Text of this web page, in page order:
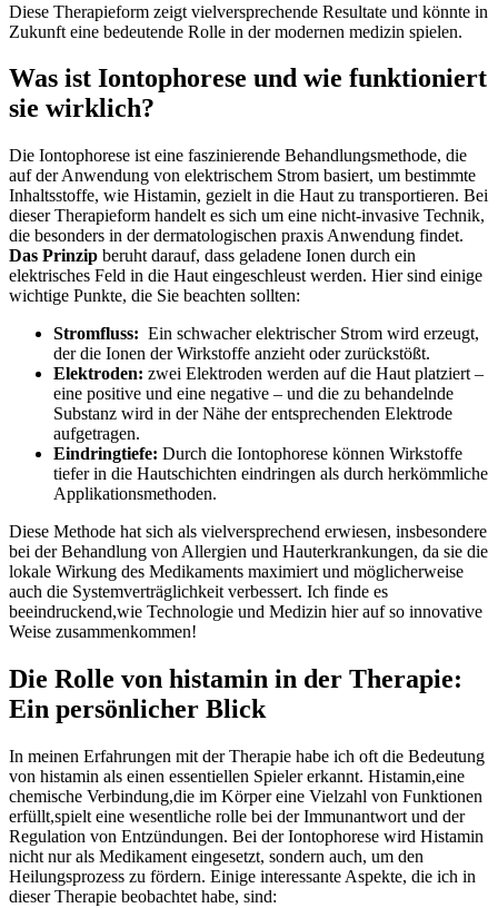
Diese Therapieform ​zeigt vielversprechende Resultate und könnte ⁢in
⁢Zukunft eine bedeutende Rolle‍ in der modernen medizin spielen.
Was ist ‌Iontophorese und wie⁣ funktioniert
⁢sie wirklich?
Die⁢ Iontophorese⁤ ist​ eine faszinierende Behandlungsmethode, die
auf der Anwendung ‌von elektrischem Strom ⁣basiert, um bestimmte
Inhaltsstoffe, wie Histamin, gezielt in ‍die‍ Haut zu transportieren.⁣ Bei
⁣dieser Therapieform handelt es sich ⁣um eine nicht-invasive Technik,
die besonders in der dermatologischen praxis⁣ Anwendung findet.
Das Prinzip ⁢beruht darauf, dass geladene Ionen‍ durch ein
elektrisches Feld in die Haut eingeschleust werden. Hier sind einige
wichtige ​Punkte, die ‍Sie beachten sollten:
Stromfluss: ‍ Ein schwacher elektrischer Strom‌ wird erzeugt,
der die Ionen der Wirkstoffe anzieht oder zurückstößt.
Elektroden: zwei Elektroden werden auf die Haut platziert –
eine positive und eine negative – und⁤ die⁤ zu‍ behandelnde
‍Substanz wird in der ‌Nähe der ⁢entsprechenden Elektrode
aufgetragen.
Eindringtiefe: Durch die‍ Iontophorese können Wirkstoffe
tiefer in ⁢die Hautschichten eindringen ‌als ⁣durch herkömmliche
Applikationsmethoden.
Diese Methode hat sich als vielversprechend erwiesen, insbesondere
bei der Behandlung von⁣ Allergien und Hauterkrankungen,⁢ da sie die
lokale‌ Wirkung des Medikaments maximiert⁤ und möglicherweise
auch die ‌Systemverträglichkeit verbessert. Ich finde ‍es
beeindruckend,wie Technologie und Medizin hier ‍auf so ⁣innovative
Weise ‍zusammenkommen!
Die Rolle von histamin in ‍der Therapie:
Ein persönlicher⁣ Blick
In meinen Erfahrungen ⁢mit der Therapie ⁣habe ich⁤ oft die⁤ Bedeutung
von histamin als einen essentiellen Spieler⁤ erkannt. Histamin,eine⁤
chemische Verbindung,die im Körper eine Vielzahl ‌von Funktionen
erfüllt,spielt eine wesentliche rolle bei‌ der Immunantwort ⁢und der ​
Regulation von ‌Entzündungen.⁢ Bei der Iontophorese wird Histamin
nicht nur⁣ als‌ Medikament eingesetzt,​ sondern auch, um den
Heilungsprozess zu⁤ fördern. Einige interessante Aspekte, die ich in
dieser Therapie beobachtet habe, sind: